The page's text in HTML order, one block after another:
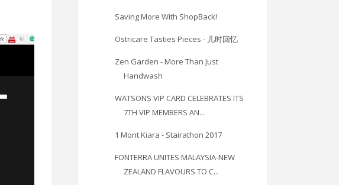
Saving More With ShopBack!
Ostricare Tasties Pieces - 儿时回忆
Zen Garden - More Than Just
Handwash
WATSONS VIP CARD CELEBRATES ITS
7TH VIP MEMBERS AN...
1 Mont Kiara - Stairathon 2017
FONTERRA UNITES MALAYSIA-NEW
ZEALAND FLAVOURS TO C...